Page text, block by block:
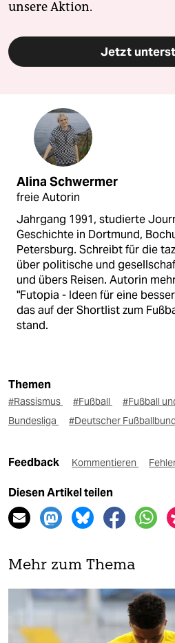
unsere Aktion.
Jetzt
Alina Schwermer
freie Autorin
Jahrgang 1991, studierte
Geschichte in Dortmund,
Petersburg. Schreibt für die
über politische und
und übers Reisen. Autorin
"Futopia - Ideen für eine
das auf der Shortlist zum
stand.
Themen
#Rassismus #Fußball #Fußball
Bundesliga
#Deutscher
Feedback Kommentieren
Diesen Artikel teilen
Mehr zum Thema